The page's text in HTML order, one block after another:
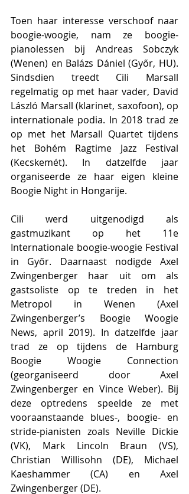
Toen haar interesse verschoof naar
boogie-woogie, nam ze boogie-
pianolessen bij Andreas Sobczyk
(Wenen) en Balázs Dániel (Győr, HU).
Sindsdien treedt Cili Marsall
regelmatig op met haar vader, David
László Marsall (klarinet, saxofoon), op
internationale podia. In 2018 trad ze
op met het Marsall Quartet tijdens
het Bohém Ragtime Jazz Festival
(Kecskemét). In datzelfde jaar
organiseerde ze haar eigen kleine
Boogie Night in Hongarije.
Cili werd uitgenodigd als
gastmuzikant op het 11e
Internationale boogie-woogie Festival
in Győr. Daarnaast nodigde Axel
Zwingenberger haar uit om als
gastsoliste op te treden in het
Metropol in Wenen (Axel
Zwingenberger’s Boogie Woogie
News, april 2019). In datzelfde jaar
trad ze op tijdens de Hamburg
Boogie Woogie Connection
(georganiseerd door Axel
Zwingenberger en Vince Weber). Bij
deze optredens speelde ze met
vooraanstaande blues-, boogie- en
stride-pianisten zoals Neville Dickie
(VK), Mark Lincoln Braun (VS),
Christian Willisohn (DE), Michael
Kaeshammer (CA) en Axel
Zwingenberger (DE).